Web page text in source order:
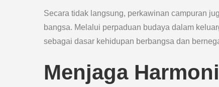
Secara tidak langsung, perkawinan campuran
bangsa. Melalui perpaduan budaya dalam
sebagai dasar kehidupan berbangsa dan
Menjaga